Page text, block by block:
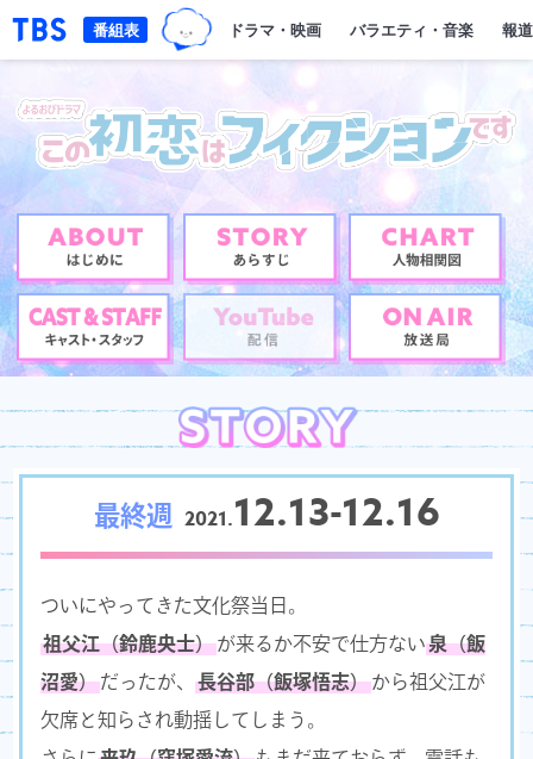
「TBSテレビ｜ときめくときを。」トップページ
TBSグループキャラクター『ワクテ
ドラマ・映画 バラエティ・音楽 報
番組表
最終週 2021.12.13-12.16
ついにやってきた文化祭当日。
祖父江（鈴鹿央士）が来るか不安で仕方ない泉（飯
沼愛）だったが、 長谷部（飯塚悟志）から祖父江が
欠席と知らされ動揺してしまう。